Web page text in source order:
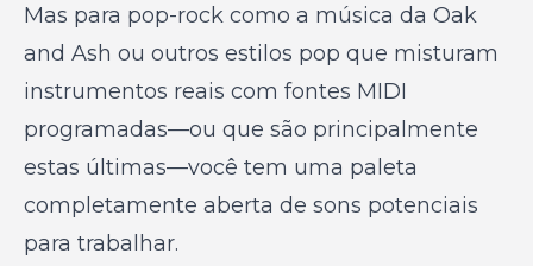
Mas para pop-rock como a música da Oak
and Ash ou outros estilos pop que misturam
instrumentos reais com fontes MIDI
programadas—ou que são principalmente
estas últimas—você tem uma paleta
completamente aberta de sons potenciais
para trabalhar.